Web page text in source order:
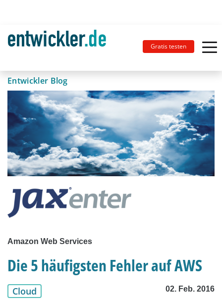
Gratis testen
Entwickler Blog
Amazon Web Services
Die 5 häufigsten Fehler auf AWS
Cloud 02. Feb. 2016